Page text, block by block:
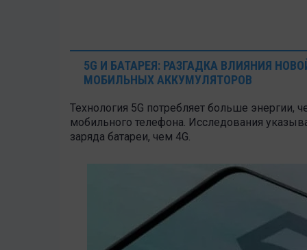
5G И БАТАРЕЯ: РАЗГАДКА ВЛИЯНИЯ
МОБИЛЬНЫХ АККУМУЛЯТОРОВ
Технология 5G потребляет больше энергии,
мобильного телефона. Исследования
заряда батареи, чем 4G.